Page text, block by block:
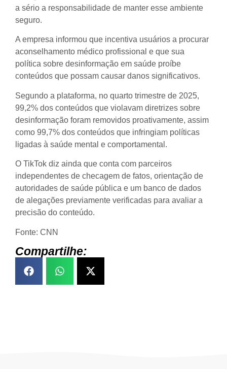
a sério a responsabilidade de manter esse ambiente
seguro.
A empresa informou que incentiva usuários a procurar
aconselhamento médico profissional e que sua
política sobre desinformação em saúde proíbe
conteúdos que possam causar danos significativos.
Segundo a plataforma, no quarto trimestre de 2025,
99,2% dos conteúdos que violavam diretrizes sobre
desinformação foram removidos proativamente, assim
como 99,7% dos conteúdos que infringiam políticas
ligadas à saúde mental e comportamental.
O TikTok diz ainda que conta com parceiros
independentes de checagem de fatos, orientação de
autoridades de saúde pública e um banco de dados
de alegações previamente verificadas para avaliar a
precisão do conteúdo.
Fonte: CNN
Compartilhe: